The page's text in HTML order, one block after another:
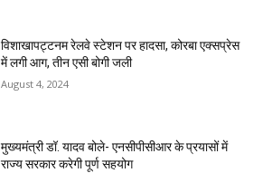
विशाखापट्टनम रेलवे स्टेशन पर हादसा, कोरबा एक्सप्रेस
में लगी आग, तीन एसी बोगी जली
August 4, 2024
मुख्यमंत्री डॉ. यादव बोले- एनसीपीसीआर के प्रयासों में
राज्य सरकार करेगी पूर्ण सहयोग